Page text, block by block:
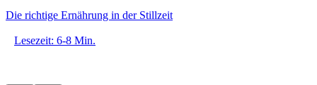
Die richtige Ernährung in der Stillzeit
Lesezeit: 6-8 Min.